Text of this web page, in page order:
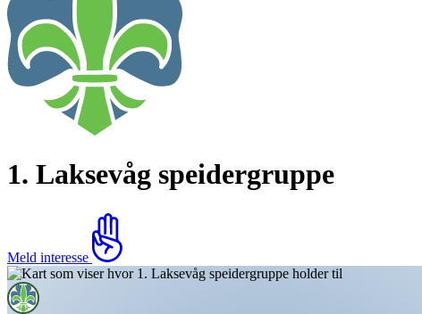
1. Laksevåg speidergruppe
Meld interesse